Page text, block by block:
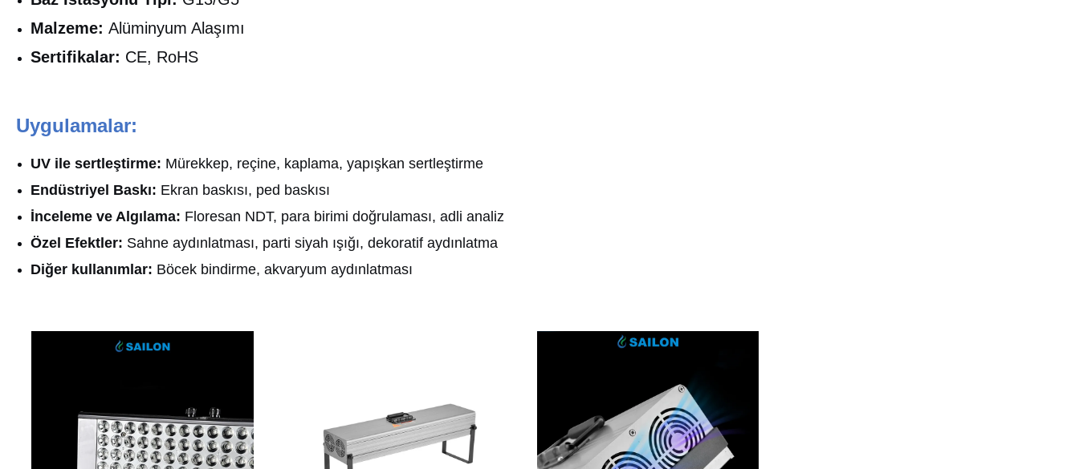
Malzeme: Alüminyum Alaşımı
Sertifikalar: CE, RoHS
Uygulamalar:
UV ile sertleştirme: Mürekkep, reçine, kaplama, yapışkan sertleştirme
Endüstriyel Baskı: Ekran baskısı, ped baskısı
İnceleme ve Algılama: Floresan NDT, para birimi doğrulaması, adli analiz
Özel Efektler: Sahne aydınlatması, parti siyah ışığı, dekoratif aydınlatma
Diğer kullanımlar: Böcek bindirme, akvaryum aydınlatması